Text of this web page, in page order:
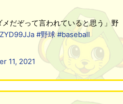
メだぞって言われていると思う」野
#野球 #baseball
11, 2021